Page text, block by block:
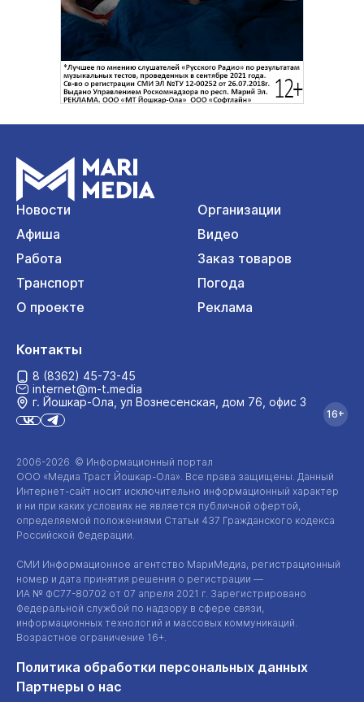
Новости
Организации
Афиша
Видео
Работа
Заказ товаров
Транспорт
Погода
О проекте
Реклама
2006-2026 © Информационный портал
ООО «Медиа Траст Йошкар-Ола». Все права защищены. Данный
Интернет-сайт носит исключительно информационный характер
и ни при каких условиях не является публичной офертой,
определяемой положениями Статьи 437 Гражданского кодекса
Российской Федерации.
СМИ Информационное агентство МариМедиа, регистрационный
номер и дата принятия решения о регистрации —
ИА № ФС77-80702 от 07 апреля 2021 г. Зарегистрировано
Федеральной службой по надзору в сфере связи,
информационных технологий и массовых коммуникаций.
Возрастное ограничение 16+.
Политика обработки персональных данных
Партнеры о нас
Контакты
8 (8362) 45-73-45
internet@m-t.media
г. Йошкар‑Ола, ул Вознесенская, дом 76, офис 3
16+